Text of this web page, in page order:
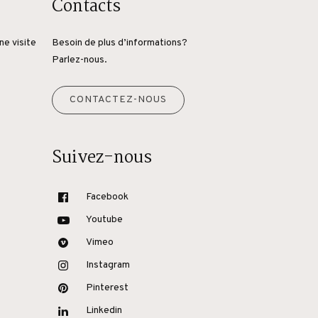
visite
Contacts
Besoin de plus d’informations?
Parlez-nous.
CONTACTEZ-NOUS
Suivez-nous
Facebook
Youtube
Vimeo
Instagram
Pinterest
Linkedin